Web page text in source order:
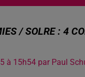
/ SOLRE : 4
à 15h54 par Paul